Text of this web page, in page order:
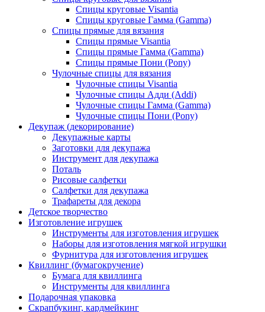
Спицы круговые Visantia
Спицы круговые Гамма (Gamma)
Спицы прямые для вязания
Спицы прямые Visantia
Спицы прямые Гамма (Gamma)
Спицы прямые Пони (Pony)
Чулочные спицы для вязания
Чулочные спицы Visantia
Чулочные спицы Адди (Addi)
Чулочные спицы Гамма (Gamma)
Чулочные спицы Пони (Pony)
Декупаж (декорирование)
Декупажные карты
Заготовки для декупажа
Инструмент для декупажа
Поталь
Рисовые салфетки
Салфетки для декупажа
Трафареты для декора
Детское творчество
Изготовление игрушек
Инструменты для изготовления игрушек
Наборы для изготовления мягкой игрушки
Фурнитура для изготовления игрушек
Квиллинг (бумагокручение)
Бумага для квиллинга
Инструменты для квиллинга
Подарочная упаковка
Скрапбукинг, кардмейкинг